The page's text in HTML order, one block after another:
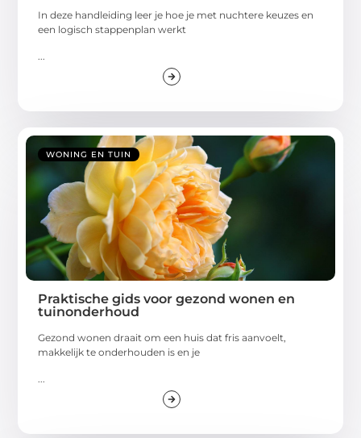
In deze handleiding leer je hoe je met nuchtere keuzes en
een logisch stappenplan werkt
WONING EN TUIN
Praktische gids voor gezond wonen en
tuinonderhoud
Gezond wonen draait om een huis dat fris aanvoelt,
makkelijk te onderhouden is en je